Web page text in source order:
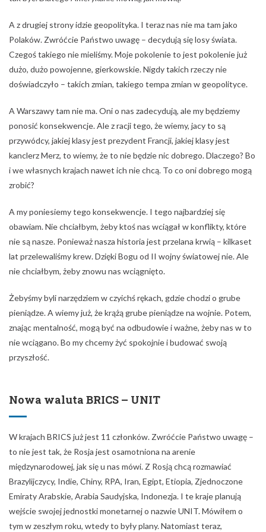
A z drugiej strony idzie geopolityka. I teraz nas nie ma tam jako
Polaków. Zwróćcie Państwo uwagę – decydują się losy świata.
Czegoś takiego nie mieliśmy. Moje pokolenie to jest pokolenie już
dużo, dużo powojenne, gierkowskie. Nigdy takich rzeczy nie
doświadczyło – takich zmian, takiego tempa zmian w geopolityce.
A Warszawy tam nie ma. Oni o nas zadecydują, ale my będziemy
ponosić konsekwencje. Ale z racji tego, że wiemy, jacy to są
przywódcy, jakiej klasy jest prezydent Francji, jakiej klasy jest
kanclerz Merz, to wiemy, że to nie będzie nic dobrego. Dlaczego? Bo
i we własnych krajach nawet ich nie chcą. To co oni dobrego mogą
zrobić?
A my poniesiemy tego konsekwencje. I tego najbardziej się
obawiam. Nie chciałbym, żeby ktoś nas wciągał w konflikty, które
nie są nasze. Ponieważ nasza historia jest przelana krwią – kilkaset
lat przelewaliśmy krew. Dzięki Bogu od II wojny światowej nie. Ale
nie chciałbym, żeby znowu nas wciągnięto.
Żebyśmy byli narzędziem w czyichś rękach, gdzie chodzi o grube
pieniądze. A wiemy już, że krążą grube pieniądze na wojnie. Potem,
znając mentalność, mogą być na odbudowie i ważne, żeby nas w to
nie wciągano. Bo my chcemy żyć spokojnie i budować swoją
przyszłość.
Nowa waluta BRICS – UNIT
W krajach BRICS już jest 11 członków. Zwróćcie Państwo uwagę –
to nie jest tak, że Rosja jest osamotniona na arenie
międzynarodowej, jak się u nas mówi. Z Rosją chcą rozmawiać
Brazylijczycy, Indie, Chiny, RPA, Iran, Egipt, Etiopia, Zjednoczone
Emiraty Arabskie, Arabia Saudyjska, Indonezja. I te kraje planują
wejście swojej jednostki monetarnej o nazwie UNIT. Mówiłem o
tym w zeszłym roku, wtedy to były plany. Natomiast teraz,